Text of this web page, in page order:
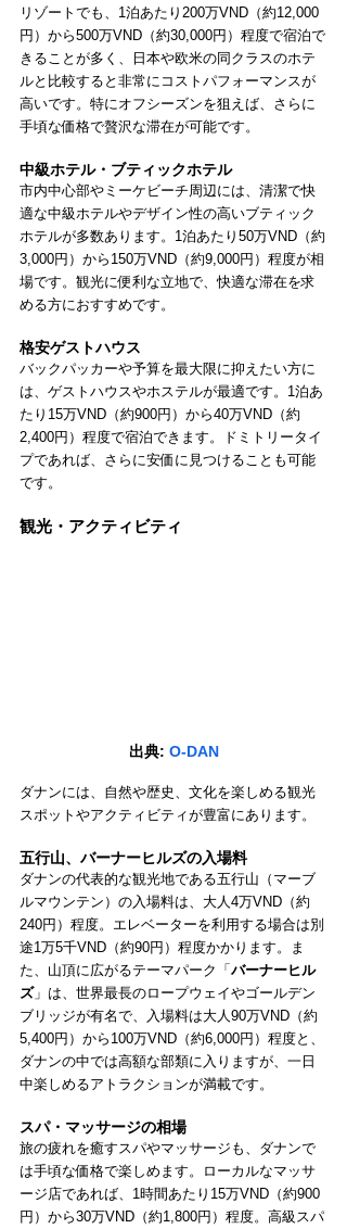
リゾートでも、1泊あたり200万VND（約12,000
円）から500万VND（約30,000円）程度で宿泊で
きることが多く、日本や欧米の同クラスのホテ
ルと比較すると非常にコストパフォーマンスが
高いです。特にオフシーズンを狙えば、さらに
手頃な価格で贅沢な滞在が可能です。
中級ホテル・ブティックホテル
市内中心部やミーケビーチ周辺には、清潔で快
適な中級ホテルやデザイン性の高いブティック
ホテルが多数あります。1泊あたり50万VND（約
3,000円）から150万VND（約9,000円）程度が相
場です。観光に便利な立地で、快適な滞在を求
める方におすすめです。
格安ゲストハウス
バックパッカーや予算を最大限に抑えたい方に
は、ゲストハウスやホステルが最適です。1泊あ
たり15万VND（約900円）から40万VND（約
2,400円）程度で宿泊できます。ドミトリータイ
プであれば、さらに安価に見つけることも可能
です。
観光・アクティビティ
出典: O-DAN
ダナンには、自然や歴史、文化を楽しめる観光
スポットやアクティビティが豊富にあります。
五行山、バーナーヒルズの入場料
ダナンの代表的な観光地である五行山（マーブ
ルマウンテン）の入場料は、大人4万VND（約
240円）程度。エレベーターを利用する場合は別
途1万5千VND（約90円）程度かかります。ま
た、山頂に広がるテーマパーク「 バーナーヒル
ズ」は、世界最長のロープウェイやゴールデン
ブリッジが有名で、入場料は大人90万VND（約
5,400円）から100万VND（約6,000円）程度と、
ダナンの中では高額な部類に入りますが、一日
中楽しめるアトラクションが満載です。
スパ・マッサージの相場
旅の疲れを癒すスパやマッサージも、ダナンで
は手頃な価格で楽しめます。ローカルなマッサ
ージ店であれば、1時間あたり15万VND（約900
円）から30万VND（約1,800円）程度。高級スパ